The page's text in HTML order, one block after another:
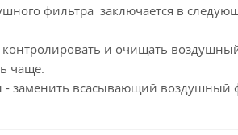
фильтра заключается в
и очищать
чаще.
- заменить всасывающий воздушный